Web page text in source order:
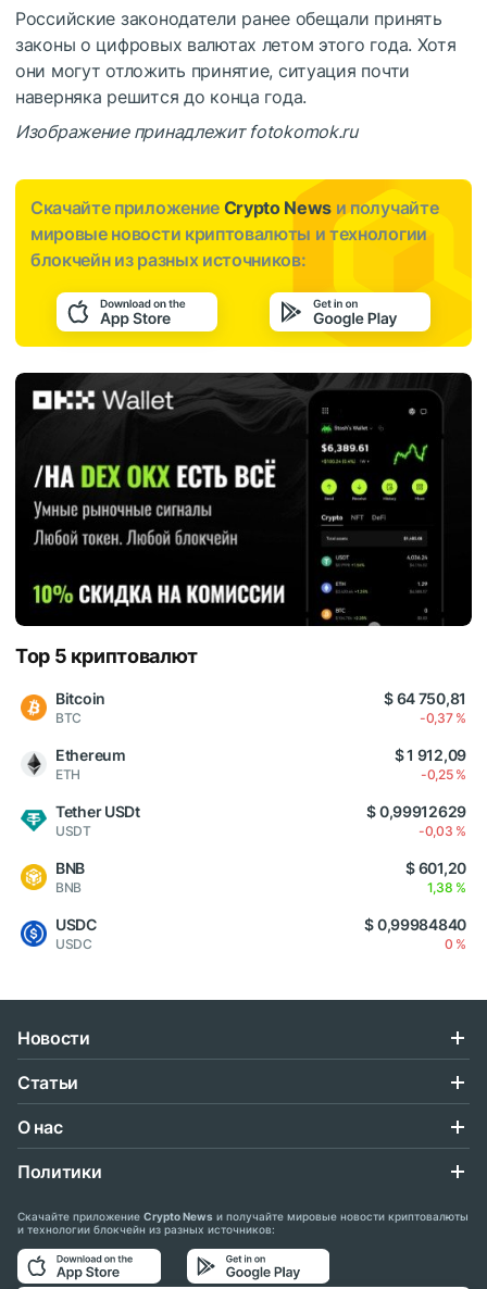
Российские законодатели ранее обещали принять
законы о цифровых валютах летом этого года. Хотя
они могут отложить принятие, ситуация почти
наверняка решится до конца года.
Изображение принадлежит fotokomok.ru
Скачайте приложение Crypto News и получайте
мировые новости криптовалюты и технологии
блокчейн из разных источников:
Top 5 криптовалют
Bitcoin
BTC
$ 64 750,81
-0,37 %
Ethereum
ETH
$ 1 912,09
-0,25 %
Tether USDt
USDT
$ 0,99912629
-0,03 %
BNB
BNB
$ 601,20
1,38 %
USDC
USDC
$ 0,99984840
0 %
Новости
Статьи
О нас
Политики
Скачайте приложение Crypto News и получайте мировые новости криптовалюты
и технологии блокчейн из разных источников: